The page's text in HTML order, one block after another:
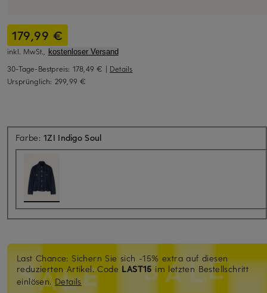
179,99 €
inkl. MwSt., kostenloser Versand
30-Tage-Bestpreis: 178,49 € | Details
Ursprünglich: 299,99 €
Farbe:1ZI Indigo Soul
Last Chance: Sichern Sie sich -15% extra auf diesen
reduzierten Artikel. Code LAST15im letzten Bestellschritt
einlösen.Details